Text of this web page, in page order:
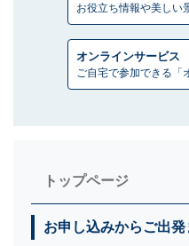
トップページ
お申し込みからご出発
お役立ち情報や美しい
オンラインサービス
ご自宅で参加できる「